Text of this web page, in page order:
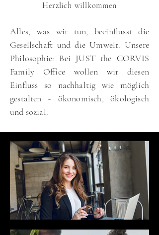
Herzlich willkommen
Alles, was wir tun, beeinflusst die
Gesellschaft und die Umwelt. Unsere
Philosophie: Bei JUST the CORVIS
Family Office wollen wir diesen
Einfluss so nachhaltig wie möglich
gestalten - ökonomisch, ökologisch
und sozial.